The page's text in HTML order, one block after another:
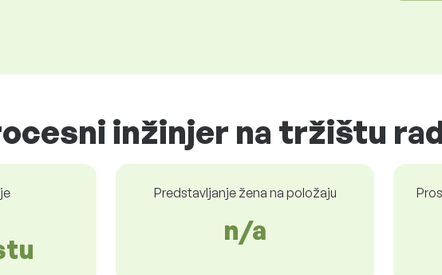
inžinjer na tržištu
Predstavljanje žena na položaju
n/a